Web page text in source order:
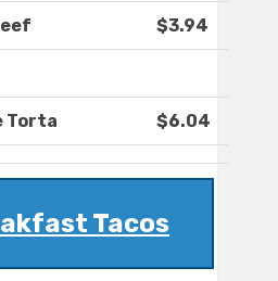
$3.94
Torta $6.04
Tacos